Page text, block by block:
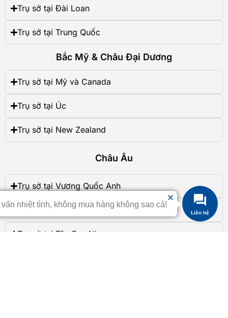
Trụ sở tại Đài Loan
Trụ sở tại Trung Quốc
Bắc Mỹ & Châu Đại Dương
Trụ sở tại Mỹ và Canada
Trụ sở tại Úc
Trụ sở tại New Zealand
Châu Âu
Trụ sở tại Vương Quốc Anh
Trụ sở tại Thụy Điển
Trụ sở tại Tây Ban Nha
Liên hệ
nhiệt tình, không mua hàng không sao cả!